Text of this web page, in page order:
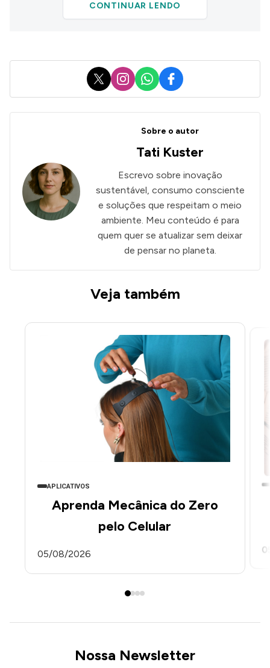
CONTINUAR LENDO
X InstagramWhatsApp
Facebook
Sobre o autor
Tati Kuster
Escrevo sobre inovação
sustentável, consumo consciente
e soluções que respeitam o meio
ambiente. Meu conteúdo é para
quem quer se atualizar sem deixar
de pensar no planeta.
Veja também
APLICATIVOS
Aprenda Mecânica do Zero
pelo Celular
05/08/2026
Nossa Newsletter